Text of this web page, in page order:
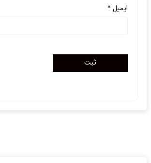
ایمیل*